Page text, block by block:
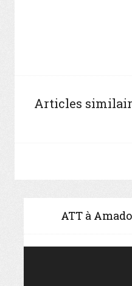
Articles
ATT à